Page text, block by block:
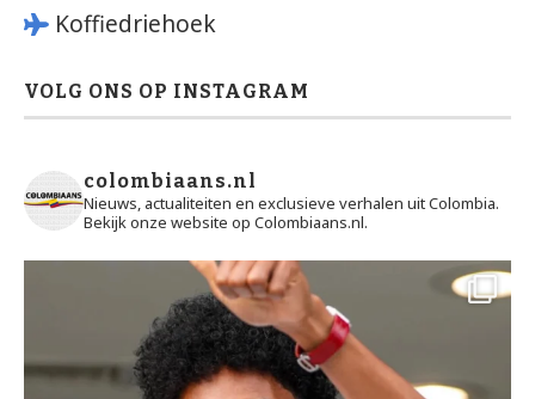
Koffiedriehoek
VOLG ONS OP INSTAGRAM
colombiaans.nl
Nieuws, actualiteiten en exclusieve verhalen uit Colombia.
Bekijk onze website op Colombiaans.nl.